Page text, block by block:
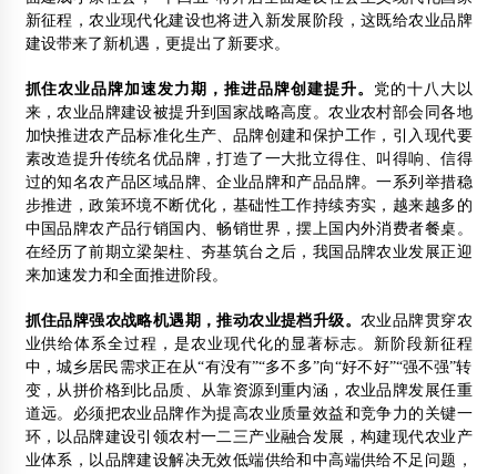
新征程，农业现代化建设也将进入新发展阶段，这既给农业品牌
建设带来了新机遇，更提出了新要求。
抓住农业品牌加速发力期，推进品牌创建提升。 党的十八大以
来，农业品牌建设被提升到国家战略高度。农业农村部会同各地
加快推进农产品标准化生产、品牌创建和保护工作，引入现代要
素改造提升传统名优品牌，打造了一大批立得住、叫得响、信得
过的知名农产品区域品牌、企业品牌和产品品牌。一系列举措稳
步推进，政策环境不断优化，基础性工作持续夯实，越来越多的
中国品牌农产品行销国内、畅销世界，摆上国内外消费者餐桌。
在经历了前期立梁架柱、夯基筑台之后，我国品牌农业发展正迎
来加速发力和全面推进阶段。
抓住品牌强农战略机遇期，推动农业提档升级。农业品牌贯穿农
业供给体系全过程，是农业现代化的显著标志。新阶段新征程
中，城乡居民需求正在从“有没有”“多不多”向“好不好”“强不强”转
变，从拼价格到比品质、从靠资源到重内涵，农业品牌发展任重
道远。必须把农业品牌作为提高农业质量效益和竞争力的关键一
环，以品牌建设引领农村一二三产业融合发展，构建现代农业产
业体系，以品牌建设解决无效低端供给和中高端供给不足问题，